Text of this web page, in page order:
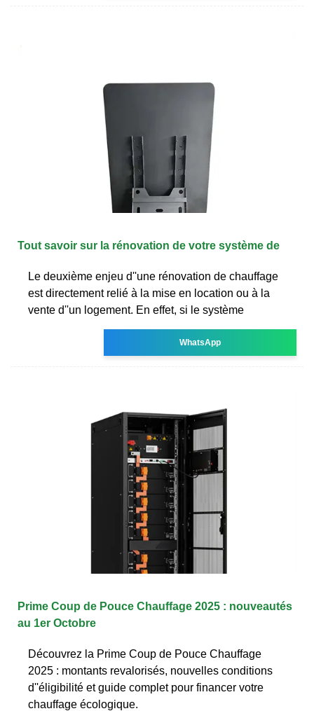
Tout savoir sur la rénovation de votre système de
Le deuxième enjeu d''une rénovation de chauffage
est directement relié à la mise en location ou à la
vente d''un logement. En effet, si le système
WhatsApp
Prime Coup de Pouce Chauffage 2025 : nouveautés
au 1er Octobre
Découvrez la Prime Coup de Pouce Chauffage
2025 : montants revalorisés, nouvelles conditions
d''éligibilité et guide complet pour financer votre
chauffage écologique.